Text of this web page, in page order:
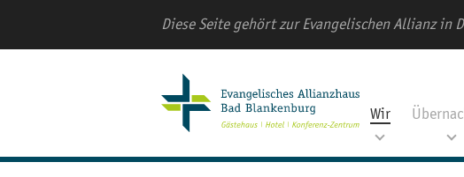
Diese Seite gehört zur Evangelischen Allianz in
Wir